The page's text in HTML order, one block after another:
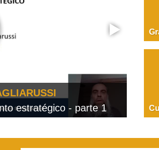
estratégico - parte 1